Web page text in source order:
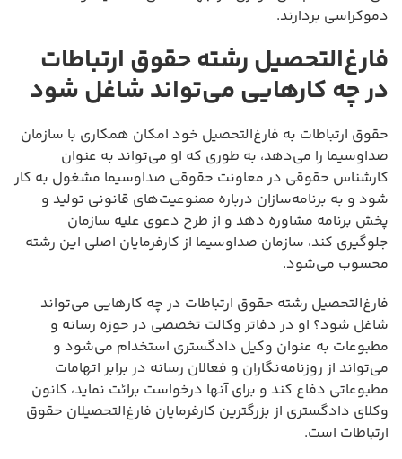
دموکراسی بردارند.
فارغ‌التحصیل رشته حقوق ارتباطات
در چه کارهایی می‌تواند شاغل شود
حقوق ارتباطات به فارغ‌التحصیل خود امکان همکاری با سازمان
صداوسیما را می‌دهد، به طوری که او می‌تواند به عنوان
کارشناس حقوقی در معاونت حقوقی صداوسیما مشغول به کار
شود و به برنامه‌سازان درباره ممنوعیت‌های قانونی تولید و
پخش برنامه مشاوره دهد و از طرح دعوی علیه سازمان
جلوگیری کند، سازمان صداوسیما از کارفرمایان اصلی این رشته
محسوب می‌شود.
فارغ‌التحصیل رشته حقوق ارتباطات در چه کارهایی می‌تواند
شاغل شود؟ او در دفاتر وکالت تخصصی در حوزه رسانه و
مطبوعات به عنوان وکیل دادگستری استخدام می‌شود و
می‌تواند از روزنامه‌نگاران و فعالان رسانه در برابر اتهامات
مطبوعاتی دفاع کند و برای آنها درخواست برائت نماید، کانون
وکلای دادگستری از بزرگترین کارفرمایان فارغ‌التحصیلان حقوق
ارتباطات است.